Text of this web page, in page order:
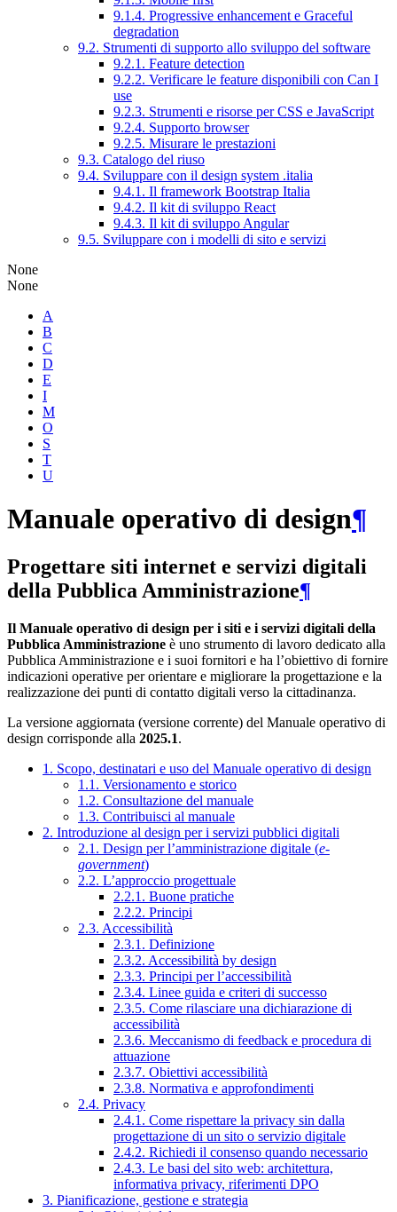
9.1.4. Progressive enhancement e Graceful
degradation
9.2. Strumenti di supporto allo sviluppo del software
9.2.1. Feature detection
9.2.2. Verificare le feature disponibili con Can I
use
9.2.3. Strumenti e risorse per CSS e JavaScript
9.2.4. Supporto browser
9.2.5. Misurare le prestazioni
9.3. Catalogo del riuso
9.4. Sviluppare con il design system .italia
9.4.1. Il framework Bootstrap Italia
9.4.2. Il kit di sviluppo React
9.4.3. Il kit di sviluppo Angular
9.5. Sviluppare con i modelli di sito e servizi
None
None
A
B
C
D
E
I
M
O
S
T
U
Manuale operativo di design¶
Progettare siti internet e servizi digitali
della Pubblica Amministrazione¶
Il Manuale operativo di design per i siti e i servizi digitali della
Pubblica Amministrazione è uno strumento di lavoro dedicato alla
Pubblica Amministrazione e i suoi fornitori e ha l’obiettivo di fornire
indicazioni operative per orientare e migliorare la progettazione e la
realizzazione dei punti di contatto digitali verso la cittadinanza.
La versione aggiornata (versione corrente) del Manuale operativo di
design corrisponde alla 2025.1.
1. Scopo, destinatari e uso del Manuale operativo di design
1.1. Versionamento e storico
1.2. Consultazione del manuale
1.3. Contribuisci al manuale
2. Introduzione al design per i servizi pubblici digitali
2.1. Design per l’amministrazione digitale (e-
government)
2.2. L’approccio progettuale
2.2.1. Buone pratiche
2.2.2. Principi
2.3. Accessibilità
2.3.1. Definizione
2.3.2. Accessibilità by design
2.3.3. Principi per l’accessibilità
2.3.4. Linee guida e criteri di successo
2.3.5. Come rilasciare una dichiarazione di
accessibilità
2.3.6. Meccanismo di feedback e procedura di
attuazione
2.3.7. Obiettivi accessibilità
2.3.8. Normativa e approfondimenti
2.4. Privacy
2.4.1. Come rispettare la privacy sin dalla
progettazione di un sito o servizio digitale
2.4.2. Richiedi il consenso quando necessario
2.4.3. Le basi del sito web: architettura,
informativa privacy, riferimenti DPO
3. Pianificazione, gestione e strategia